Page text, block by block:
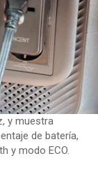
y muestra
de batería,
y modo ECO.​